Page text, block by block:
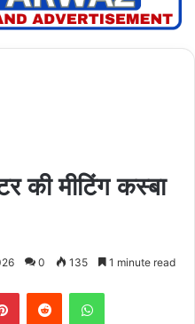
की मीटिंग कस्बा
0 135 1 minute read
PinterestReddit WhatsApp